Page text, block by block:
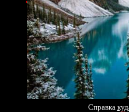
Справка